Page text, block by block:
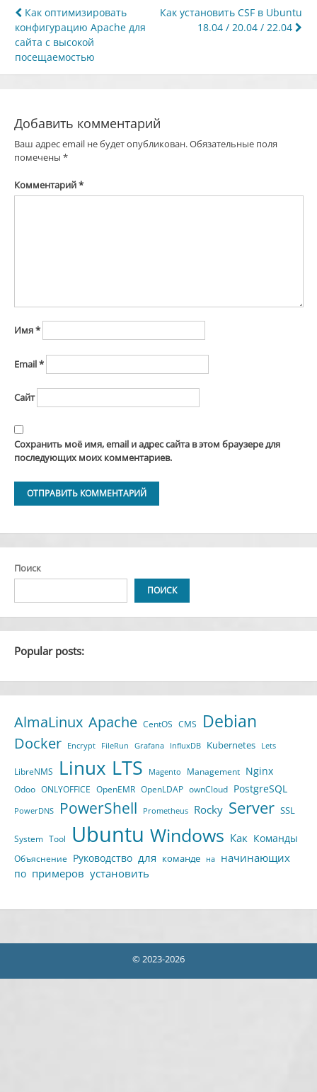
Навигация
по
записям
Как оптимизировать
конфигурацию Apache для
сайта с высокой
посещаемостью
Как установить CSF в Ubuntu
18.04 / 20.04 / 22.04
Добавить комментарий
Ваш адрес email не будет опубликован.Обязательные поля
помечены *
Комментарий*
Имя*
Email*
Сайт
Сохранить моё имя, email и адрес сайта в этом браузере для
последующих моих комментариев.
Поиск
ПОИСК
Popular posts:
AlmaLinux Apache CentOS CMS Debian
Docker Encrypt FileRun Grafana InfluxDB Kubernetes Lets
LibreNMS Linux LTS Magento Management Nginx
Odoo ONLYOFFICE OpenEMR OpenLDAP ownCloud PostgreSQL
PowerDNS PowerShell Prometheus Rocky Server SSL
System Tool Ubuntu Windows Как Команды
Объяснение Руководство для команде на начинающих
по примеров установить
© 2023-2026